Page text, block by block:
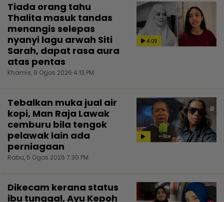
4:09
Tiada orang tahu
Thalita masuk tandas
menangis selepas
nyanyi lagu arwah Siti
Sarah, dapat rasa aura
atas pentas
Khamis, 6 Ogos 2026 4:13 PM
Tebalkan muka jual air
kopi, Man Raja Lawak
cemburu bila tengok
pelawak lain ada
perniagaan
Rabu, 5 Ogos 2026 7:30 PM
Dikecam kerana status
ibu tunggal, Ayu Kepoh